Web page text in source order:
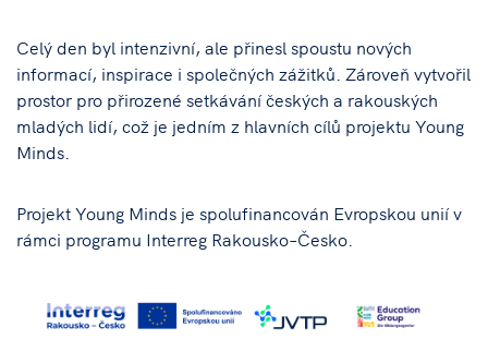
Celý den byl intenzivní, ale přinesl spoustu nových
informací, inspirace i společných zážitků. Zároveň vytvořil
prostor pro přirozené setkávání českých a rakouských
mladých lidí, což je jedním z hlavních cílů projektu Young
Minds.
Projekt Young Minds je spolufinancován Evropskou unií v
rámci programu Interreg Rakousko–Česko.